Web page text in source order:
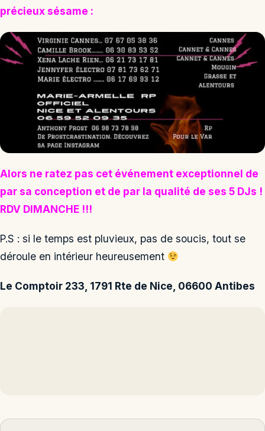
précieux sésame :
Alors ne ratez pas cet événement exceptionnel de
par sa conception et de par la qualité de ses 5 DJs !
RDV DIMANCHE !!!
P.S : si le temps est pluvieux, pas de soucis, tout se
déroule en intérieur heureusement
Le Comptoir 233, 1791 Rte de Nice, 06600 Antibes